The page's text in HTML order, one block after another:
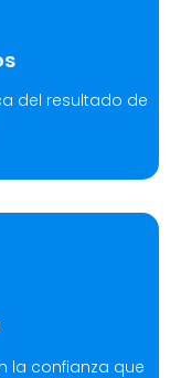
del resultado de
la confianza que